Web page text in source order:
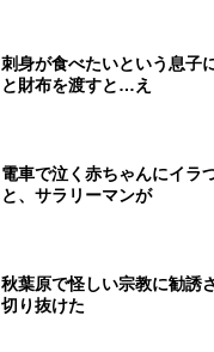
刺身が食べたいという息子
と財布を渡すと…え
電車で泣く赤ちゃんにイラ
と、サラリーマンが
秋葉原で怪しい宗教に勧誘
切り抜けた